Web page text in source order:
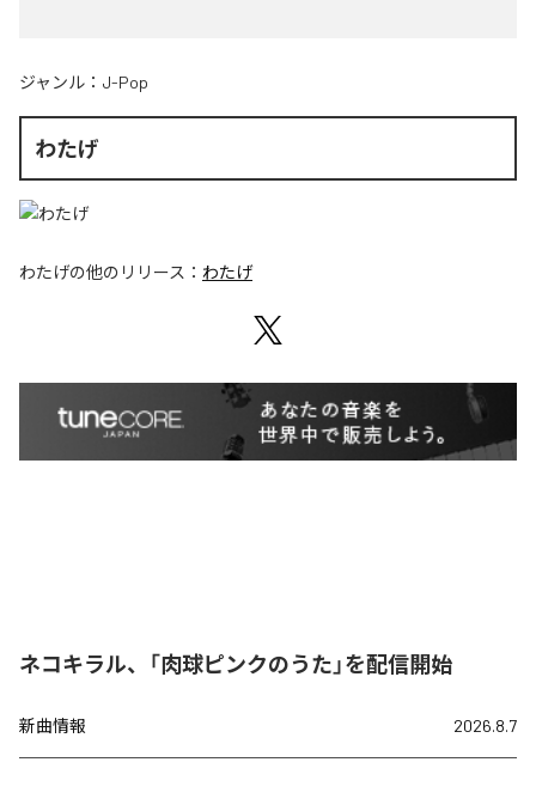
ジャンル： J-Pop
わたげ
わたげの他のリリース： わたげ
ネコキラル、「肉球ピンクのうた」を配信開始
新曲情報 2026.8.7